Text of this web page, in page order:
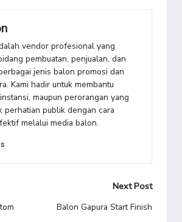
vendor profesional yang
pembuatan, penjualan, dan
jenis balon promosi dan
Kami hadir untuk membantu
maupun perorangan yang
perhatian publik dengan cara
melalui media balon.
Next Post
Balon Gapura Start Finish